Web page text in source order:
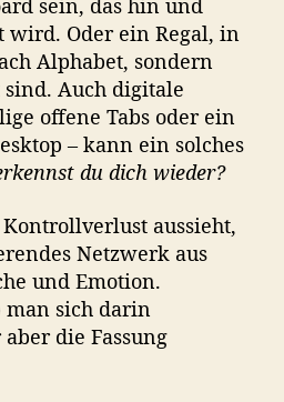
sein, das hin und
wird. Oder ein Regal, in
Alphabet, sondern
Auch digitale
offene Tabs oder ein
– kann ein solches
du dich wieder?
aussieht,
Netzwerk aus
und Emotion.
man sich darin
die Fassung